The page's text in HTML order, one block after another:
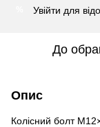
Увійти для
До
Опис
Колісний болт